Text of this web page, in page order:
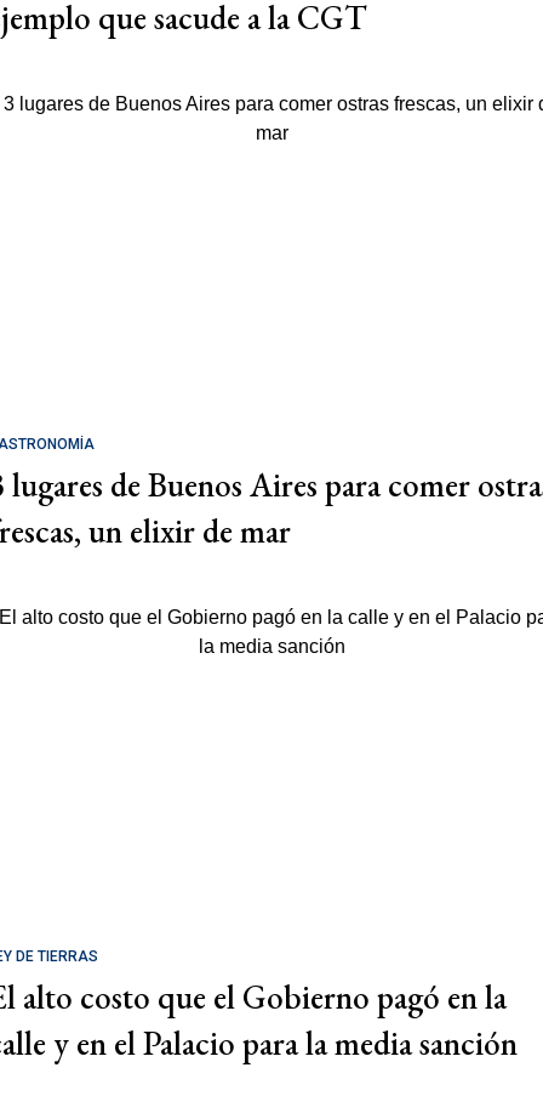
que sacude a la CGT
lugares de Buenos Aires para comer
un elixir de mar
DE TIERRAS
alto costo que el Gobierno pagó en la
y en el Palacio para la media sanción